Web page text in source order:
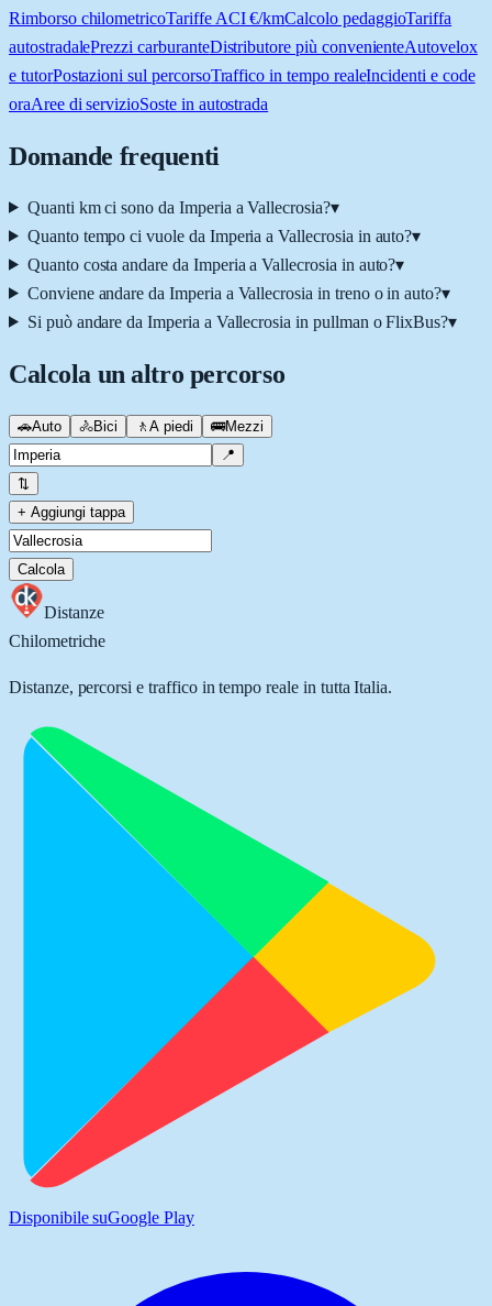
Rimborso chilometricoTariffe ACI €/kmCalcolo pedaggioTariffa
autostradalePrezzi carburanteDistributore più convenienteAutovelox
e tutorPostazioni sul percorsoTraffico in tempo realeIncidenti e code
oraAree di servizioSoste in autostrada
Domande frequenti
Quanti km ci sono da Imperia a Vallecrosia?▾
Quanto tempo ci vuole da Imperia a Vallecrosia in auto?▾
Quanto costa andare da Imperia a Vallecrosia in auto?▾
Conviene andare da Imperia a Vallecrosia in treno o in auto?▾
Si può andare da Imperia a Vallecrosia in pullman o FlixBus?▾
Calcola un altro percorso
🚗Auto 🚴Bici 🚶 A piedi 🚌Mezzi
📍
⇅
+ Aggiungi tappa
Calcola
Distanze
Chilometriche
Distanze, percorsi e traffico in tempo reale in tutta Italia.
Disponibile suGoogle Play